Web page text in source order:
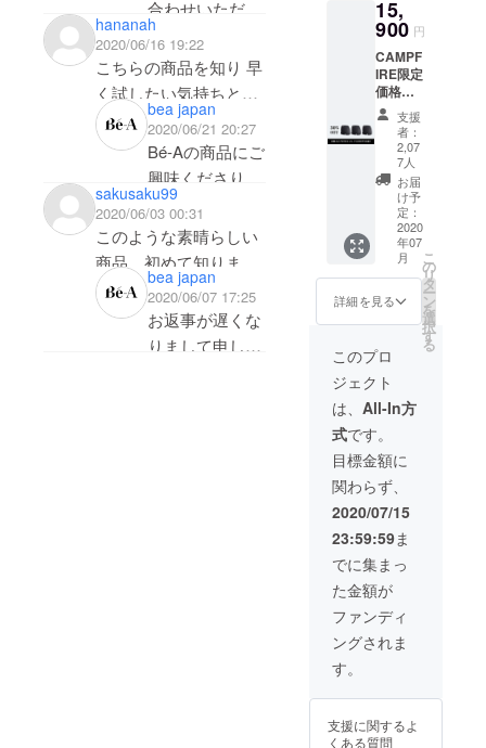
か。また、今回
ナプキンとの併
用で経血が漏れ
たとのことでご
ざいますので、
お差し支えなけ
れば、お洗濯方
法とショーツの
フィット感につ
いてもお聞かせ
いただけますと
幸いです。
お手数をおかけ
だいた際のお名
前と支援IDをご
教示いただけま
すでしょうか。
また、お差し支
えなければ、お
洗濯方法と
ショーツの
フィット感につ
いてお聞かせい
ただけますと幸
いです。
お手数をおかけ
いたしますが
違った意味で使用して
ますが、若い時に欲し
かったなと思いまし
た。
ただ心配性なので、若
い時はこの下着にナプ
キンを着けたかもしれ
ないが普通の生理
ショーツより何倍も心
強い。
今回２枚買ったが、普
段から使用したい。汗
や尿漏れやパンティラ
イナーともおさらば(そ
らぎを考え、腹
部に温もり設計
を施しておりま
すので、これか
らの寒い季節に
もご活用いただ
けるかと存じま
す。
しかしながら、
生地の厚みも含
め、蒸れなどを
感じやすい暑い
絡させていただ
きます。
恐れ入ります
が、どうぞ宜し
くお願いいたし
ます。
発送時期につき
ましては、キャ
ンプファイヤー
内の活動報告
と、同内容の
メール配信をさ
せていただいて
おりましたが、
わかりにくくご
不安な思いをさ
せてしまい申し
訳ございませ
ん。
現在使用できないソフ
トバンクの携帯アドレ
スに設定してしまいま
した）
もし支援が通っている
のなら安心して待つの
みなのですが・・・
早急に確認させ
ていただきたい
と存じますが、
やりとりをさせ
ていただくにあ
たり
kakokawabe様
の個人情報も必
要になってくる
場合もございま
すので、大変お
手数ではござい
ますがご支援
ページのトップ
ト成功を祈念しており
ます。商品のサイズ感
につきまして、
L-LLサイズ（11
号〜13号）は
ヒップ92cm〜
105cmを想定し
ておりますが、
実際にはもう少
し伸びるイメー
ジでございま
す。
ご参考までに、
か？
合わせいただ
き、またBé-Aの
商品にご興味頂
きまして誠にあ
りがとうござい
ます。
大変恐れ入りま
すが、セット販
売でのご支援は
システム上、同
サイズのみとさ
せていただいて
おります。
hananah
2020/06/16 19:22
こちらの商品を知り 早
く試したい気持ちと期
待で到着を心待ちにし
ております。
と同時に、不安もあり
ます。吸収した経血が
座った時などに 冷たく
感じたり戻りはないで
すか？
1日大丈夫とあります
が、ショーツ1枚で重
ねばき等なくいけるの
bea japan
2020/06/21 20:27
Bé-Aの商品にご
興味くださり、
またご質問を誠
にありがとうご
ざいます。 ナ
プキンやタンポ
ンを必要としな
い生理ショー
ツ、という新し
sakusaku99
2020/06/03 00:31
このような素晴らしい
商品、初めて知りまし
た！
質問させて下さい！
サイズ、どれを選べば
bea japan
2020/06/07 17:25
お返事が遅くな
りまして申し訳
面活性
剤フ
リーの
洗濯洗
剤「Bé-
Aオリジ
ナル
ウォッ
シング
パウ
ダー
（洗
剤）10g
パウ
チ」付
き。 ＊
み ＊7
月下旬
次発送
を予定
してい
ます ＊
ジャス
トサイ
ズがお
すすめ
です。
サイズ
を迷わ
れた場
合は、
小さめ
のサイ
ズをお
選びい
ただく
おりま
す。 ＊
10g 定
価
15,180
円（税
込）の
とこ
ろ、
25%OF
11,400
円（税
込）に
てお届
けしま
す。 さ
らに、
汚れを
スッキ
す、界
面活性
剤フ
リーの
剤「Bé-
Aオリジ
ナル
ウォッ
シング
パウ
ダー
（洗
剤）10g
パウ
チ」付
き。 ＊
送料込
より順
次発送
を予定
15,
900 円
CAMPF
IRE限定
価格【
30％OF
F・
ショー
ツ3枚
】 内容 |
Bé-A シ
グネ
チャー
ショー
ツ 3枚
＋ Bé-A
ウォッ
ダー
10g 定
価
22,770
円（税
込）の
とこ
ろ、
30%OF
Fの
15,900
円（税
込）に
てお届
けしま
す。 さ
らに、
経血の
リ落と
す、界
面活性
支援
者：
2,07
7人
お届
け予
定：
2020
年07
月
詳細を見る
こ
の
リ
タ
ー
ン
を
選
択
す
る
このプロ
ジェクト
は、 All-In方
式です。
目標金額に
関わらず、
2020/07/15
23:59:59ま
でに集まっ
た金額が
ファンディ
ングされま
す。
支援に関するよ
くある質問